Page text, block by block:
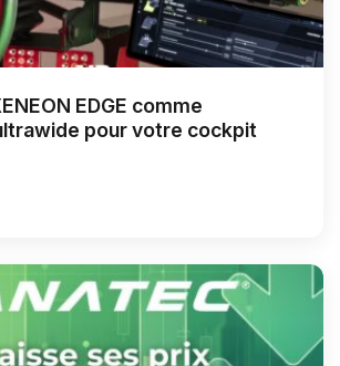
EDGE comme
pour votre cockpit